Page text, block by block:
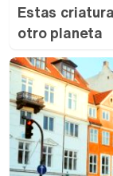
Estas
otro planeta